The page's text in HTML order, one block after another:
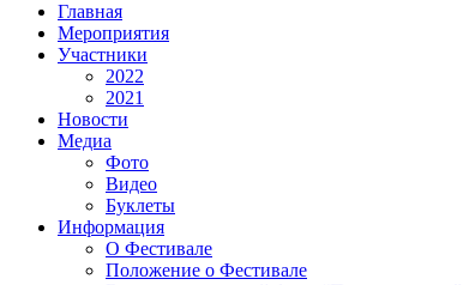
Главная
Мероприятия
Участники
2022
2021
Новости
Медиа
Фото
Видео
Буклеты
Информация
О Фестивале
Положение о Фестивале